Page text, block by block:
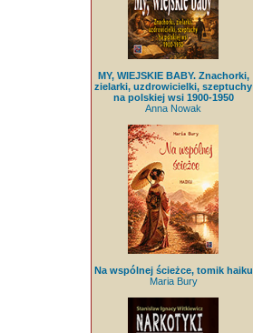
MY, WIEJSKIE BABY. Znachorki,
zielarki, uzdrowicielki, szeptuchy
na polskiej wsi 1900-1950
Anna Nowak
Na wspólnej ścieżce, tomik haiku
Maria Bury